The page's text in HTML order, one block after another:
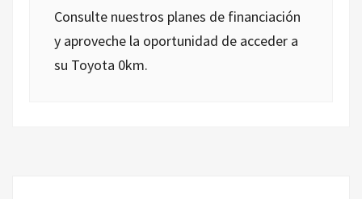
Consulte nuestros planes de financiación
y aproveche la oportunidad de acceder a
su Toyota 0km.